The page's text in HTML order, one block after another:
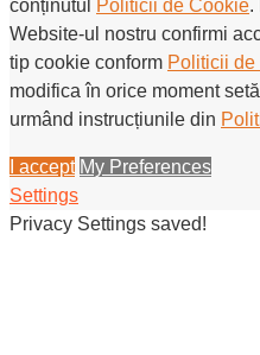
conținutul
Politicii de Cookie.
Website-ul nostru confirmi
tip cookie conform Politicii
modifica în orice moment
urmând instrucțiunile din
I accept My Preferences
Settings
Privacy Settings saved!